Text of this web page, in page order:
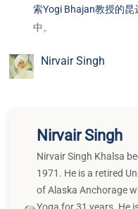
索Yogi Bhajan教授的
中。
Nirvair Singh
Nirvair Singh
Nirvair Singh Khalsa
1971. He is a retired
of Alaska Anchorage
Yoga for 31 years. He